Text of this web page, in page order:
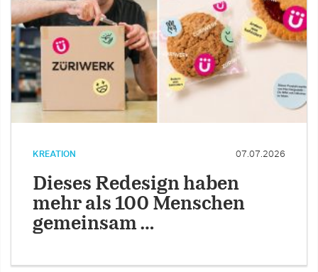
KREATION 07.07.2026
Dieses Redesign haben
mehr als 100 Menschen
gemeinsam …